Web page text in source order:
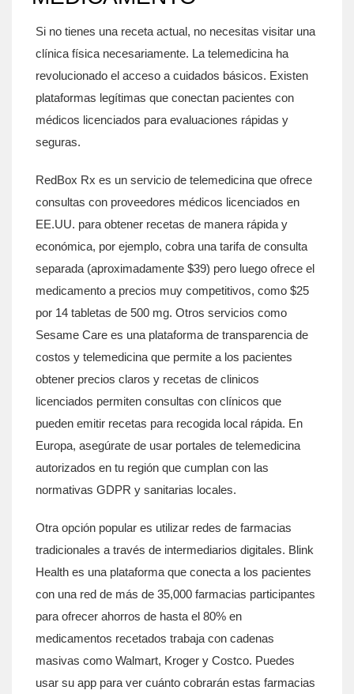
Si no tienes una receta actual, no necesitas visitar una
clínica física necesariamente. La telemedicina ha
revolucionado el acceso a cuidados básicos. Existen
plataformas legítimas que conectan pacientes con
médicos licenciados para evaluaciones rápidas y
seguras.
RedBox Rx es un servicio de telemedicina que ofrece
consultas con proveedores médicos licenciados en
EE.UU. para obtener recetas de manera rápida y
económica, por ejemplo, cobra una tarifa de consulta
separada (aproximadamente $39) pero luego ofrece el
medicamento a precios muy competitivos, como $25
por 14 tabletas de 500 mg. Otros servicios como
Sesame Care es una plataforma de transparencia de
costos y telemedicina que permite a los pacientes
obtener precios claros y recetas de clinicos
licenciados permiten consultas con clínicos que
pueden emitir recetas para recogida local rápida. En
Europa, asegúrate de usar portales de telemedicina
autorizados en tu región que cumplan con las
normativas GDPR y sanitarias locales.
Otra opción popular es utilizar redes de farmacias
tradicionales a través de intermediarios digitales. Blink
Health es una plataforma que conecta a los pacientes
con una red de más de 35,000 farmacias participantes
para ofrecer ahorros de hasta el 80% en
medicamentos recetados trabaja con cadenas
masivas como Walmart, Kroger y Costco. Puedes
usar su app para ver cuánto cobrarán estas farmacias